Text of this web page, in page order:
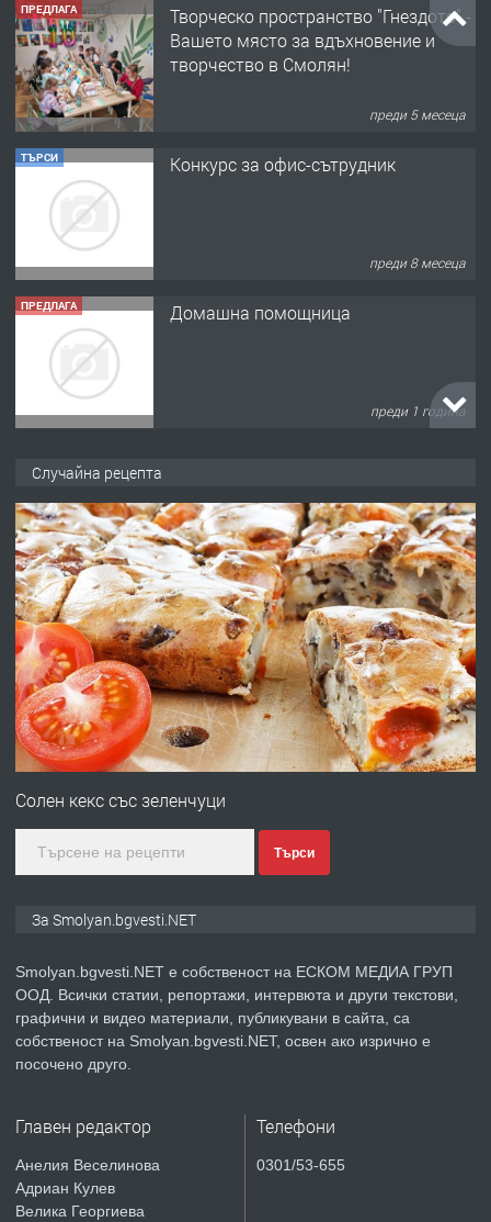
ПРЕДЛАГА
Творческо пространство "Гнездото" -
Вашето място за вдъхновение и
творчество в Смолян!
преди 5 месеца
ТЪРСИ Конкурс за офис-сътрудник
преди 8 месеца
ПРЕДЛАГА Домашна помощница
преди 1 година
преди 2 години
ПРЕДЛАГА
УДЪЛЖАВАНЕ НА ЧОВЕШКИЯТ
ЖИВОТ И ПОДОБРЯВАНЕ НА
НЕГОВОТО КАЧЕСТВО
преди 2 години
ПРЕДЛАГА Имот в Северна Гърция, до Кавала
преди 2 години
ПРЕДЛАГА КЪЩА В МАРОНЯ
ТЪРСИ
Случайна рецепта
Солен кекс със зеленчуци
Търси
За Smolyan.bgvesti.NET
Smolyan.bgvesti.NET е собственост на ЕСКОМ МЕДИА ГРУП
ООД. Всички статии, репортажи, интервюта и други текстови,
графични и видео материали, публикувани в сайта, са
собственост на Smolyan.bgvesti.NET, освен ако изрично е
посочено друго.
Главен редактор
Анелия Веселинова
Адриан Кулев
Велика Георгиева
Телефони
0301/53-655